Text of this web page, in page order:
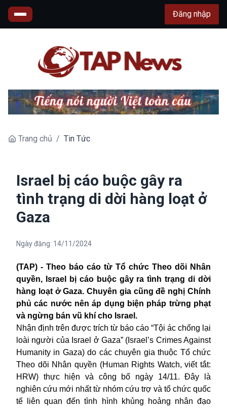
Đăng nhập
Trang chủ / Tin Tức
Israel bị cáo buộc gây ra
tình trạng di dời hàng loạt ở
Gaza
Ngày đăng: 14/11/2024
(TAP) - Theo báo cáo từ Tổ chức Theo dõi Nhân
quyền, Israel
bị cáo buộc gây ra tình trạng di dời
hàng loạt ở Gaza. Chuyên gia cũng đề nghị Chính
phủ các nước nên áp dụng biện pháp trừng phạt
và ngừng bán vũ khí cho Israel.
Nhận định trên được trích từ báo cáo “Tội ác chống lại
loài người của Israel ở Gaza” (Israel’s Crimes Against
Humanity in Gaza) do các chuyên gia thuộc Tổ chức
Theo dõi Nhân quyền (Human Rights Watch, viết tắt:
HRW) thực hiện và công bố ngày 14/11. Đây là
nghiên cứu mới nhất từ nhóm cứu trợ và tổ chức quốc
tế liên quan đến tình hình khủng hoảng nhân đạo